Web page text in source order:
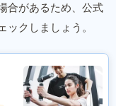
合があるため、公式
クしましょう。